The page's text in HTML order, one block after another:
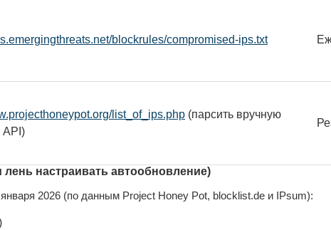
blockrules/compromised-ips.txt
list_of_ips.php (парсить вручную
API)
настраивать автообновление)
2026 (по данным Project Honey Pot, blocklist.de и IPsum):